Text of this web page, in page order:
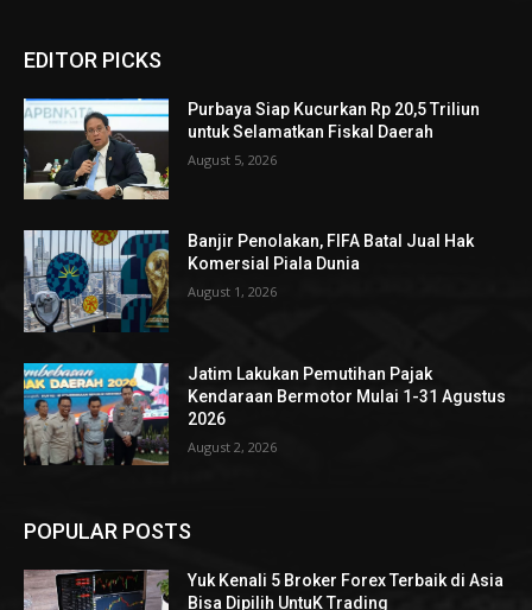
EDITOR PICKS
Purbaya Siap Kucurkan Rp 20,5 Triliun
untuk Selamatkan Fiskal Daerah
August 5, 2026
Banjir Penolakan, FIFA Batal Jual Hak
Komersial Piala Dunia
August 1, 2026
Jatim Lakukan Pemutihan Pajak
Kendaraan Bermotor Mulai 1-31 Agustus
2026
August 2, 2026
POPULAR POSTS
Yuk Kenali 5 Broker Forex Terbaik di Asia
Bisa Dipilih UntuK Trading